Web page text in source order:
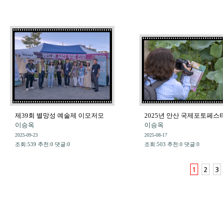
제39회 별망성 예술제 이모저모
이승옥
2025-09-23
조회:539 추천:0 댓글:0
2025년 안산 국제포토페스
이승옥
2025-08-17
조회:503 추천:0 댓글:0
1 2 3